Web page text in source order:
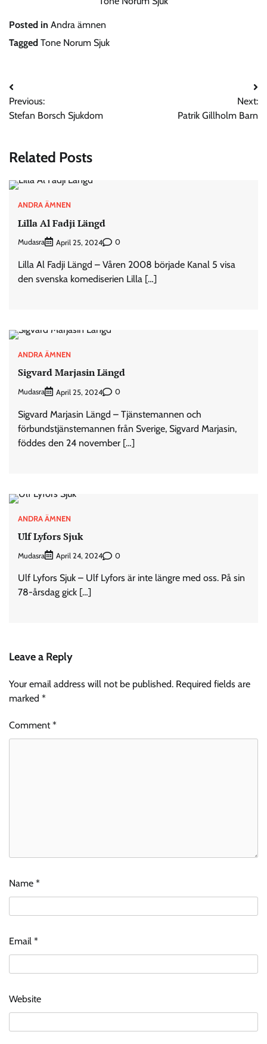
Posted in Andra ämnen
Tagged Tone Norum Sjuk
Post
navigation
Previous:
Stefan Borsch Sjukdom
Next:
Patrik Gillholm Barn
Related Posts
ANDRA ÄMNEN
Lilla Al Fadji Längd
Mudasra April 25, 2024 0
Lilla Al Fadji Längd – Våren 2008 började Kanal 5 visa
den svenska komediserien Lilla […]
ANDRA ÄMNEN
Sigvard Marjasin Längd
Mudasra April 25, 2024 0
Sigvard Marjasin Längd – Tjänstemannen och
förbundstjänstemannen från Sverige, Sigvard Marjasin,
föddes den 24 november […]
ANDRA ÄMNEN
Ulf Lyfors Sjuk
Mudasra April 24, 2024 0
Ulf Lyfors Sjuk – Ulf Lyfors är inte längre med oss. På sin
78-årsdag gick […]
Leave a Reply
Your email address will not be published. Required fields are
marked *
Comment*
Name *
Email *
Website